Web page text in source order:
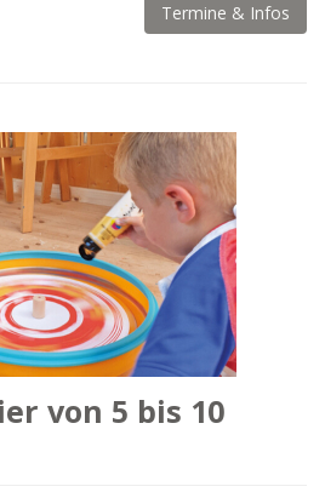
Termine & Infos
von 5 bis 10